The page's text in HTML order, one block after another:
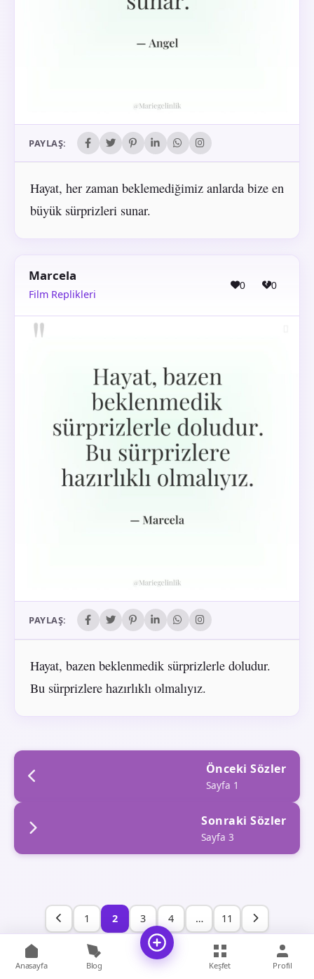
PAYLAŞ:
Hayat, her zaman beklemediğimiz anlarda bize en
büyük sürprizleri sunar.
Marcela
Film Replikleri
0 0
PAYLAŞ:
Hayat, bazen beklenmedik sürprizlerle doludur.
Bu sürprizlere hazırlıklı olmalıyız.
Önceki Sözler
Sayfa 1
Sonraki Sözler
Sayfa 3
1 2 3 4 … 11
Anasayfa Blog Keşfet Profil